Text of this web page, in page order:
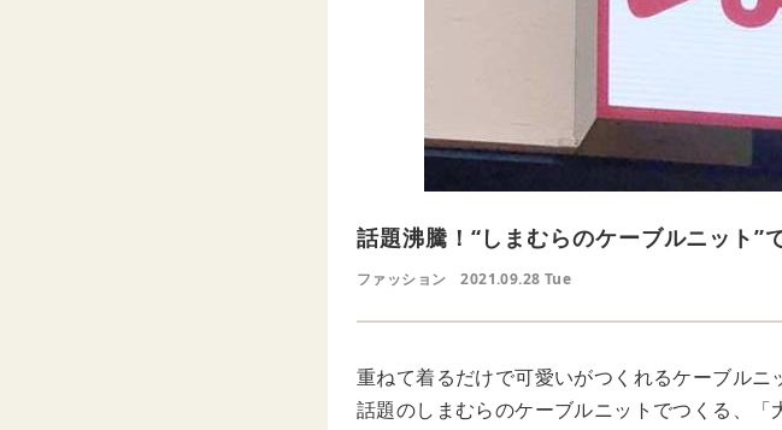
話題沸騰！“しまむらのケーブルニット
ファッション 2021.09.28 Tue
重ねて着るだけで可愛いがつくれるケーブルニ
話題のしまむらのケーブルニットでつくる、「